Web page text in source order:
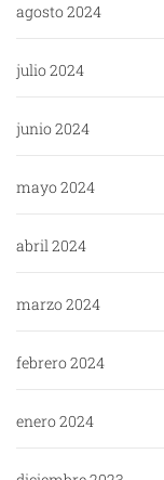
agosto 2024
julio 2024
junio 2024
mayo 2024
abril 2024
marzo 2024
febrero 2024
enero 2024